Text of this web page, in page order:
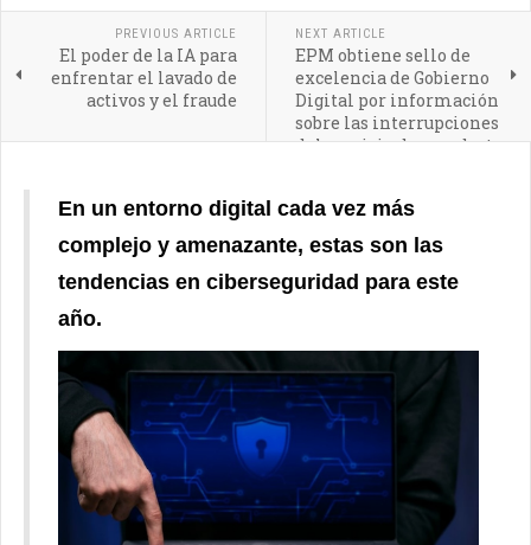
PREVIOUS ARTICLE
El poder de la IA para
enfrentar el lavado de
activos y el fraude
NEXT ARTICLE
EPM obtiene sello de
excelencia de Gobierno
Digital por información
sobre las interrupciones
del servicio de acueducto
En un entorno digital cada vez más
complejo y amenazante, estas son las
tendencias en ciberseguridad para este
año.